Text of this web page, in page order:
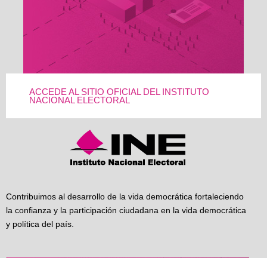
ACCEDE AL SITIO OFICIAL DEL INSTITUTO
NACIONAL ELECTORAL
Contribuimos al desarrollo de la vida democrática fortaleciendo
la confianza y la participación ciudadana en la vida democrática
y política del país.